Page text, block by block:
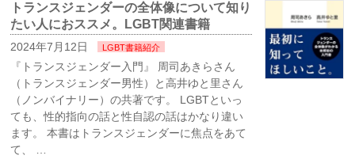
トランスジェンダーの全体像について知り
たい人におススメ。LGBT関連書籍
2024年7月12日 LGBT書籍紹介
『トランスジェンダー入門』 周司あきらさん
（トランスジェンダー男性）と高井ゆと里さん
（ノンバイナリー）の共著です。 LGBTといっ
ても、性的指向の話と性自認の話はかなり違い
ます。 本書はトランスジェンダーに焦点をあて
て、 …